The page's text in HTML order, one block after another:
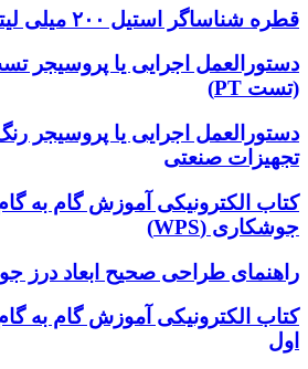
قطره شناساگر استیل ۲۰۰ میلی لیتری
دستورالعمل اجرایی یا پروسیجر
(تست PT)
دستورالعمل اجرایی یا پروسیجر
تجهیزات صنعتی
کتاب الکترونیکی آموزش گام به
جوشکاری (WPS)
راهنمای طراحی صحیح ابعاد درز
کتاب الکترونیکی آموزش گام به
اول